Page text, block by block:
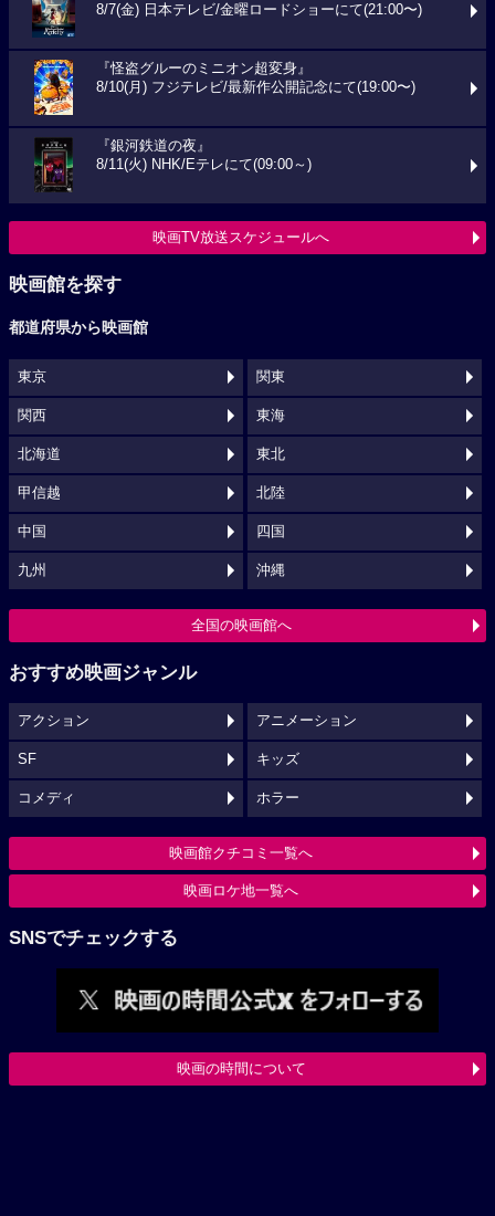
8/7(金) 日本テレビ/金曜ロードショーにて(21:00〜)
『怪盗グルーのミニオン超変身』
8/10(月) フジテレビ/最新作公開記念にて(19:00〜)
『銀河鉄道の夜』
8/11(火) NHK/Eテレにて(09:00～)
映画TV放送スケジュールへ
映画館を探す
都道府県から映画館
東京 関東
関西 東海
北海道 東北
甲信越 北陸
中国 四国
九州 沖縄
全国の映画館へ
おすすめ映画ジャンル
アクション アニメーション
SF キッズ
コメディ ホラー
映画館クチコミ一覧へ
映画ロケ地一覧へ
SNSでチェックする
映画の時間について